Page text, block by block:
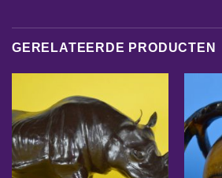
GERELATEERDE PRODUCTEN